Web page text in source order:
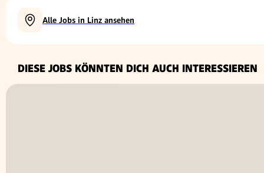
Alle Jobs in Linz ansehen
DIESE JOBS KÖNNTEN DICH AUCH INTERESSIEREN